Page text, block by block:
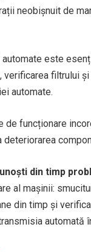
neobișnuit de
este
filtrului
automate.
funcționare
deteriorarea
din timp
al mașinii:
din timp și
automată